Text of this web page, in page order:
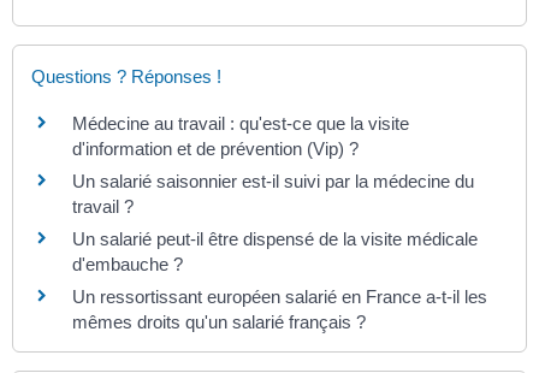
Questions ? Réponses !
Médecine au travail : qu'est-ce que la visite
d'information et de prévention (Vip) ?
Un salarié saisonnier est-il suivi par la médecine du
travail ?
Un salarié peut-il être dispensé de la visite médicale
d'embauche ?
Un ressortissant européen salarié en France a-t-il les
mêmes droits qu'un salarié français ?